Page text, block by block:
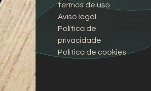
termos de uso
Aviso legal
Política de
privacidade
Política de cookies